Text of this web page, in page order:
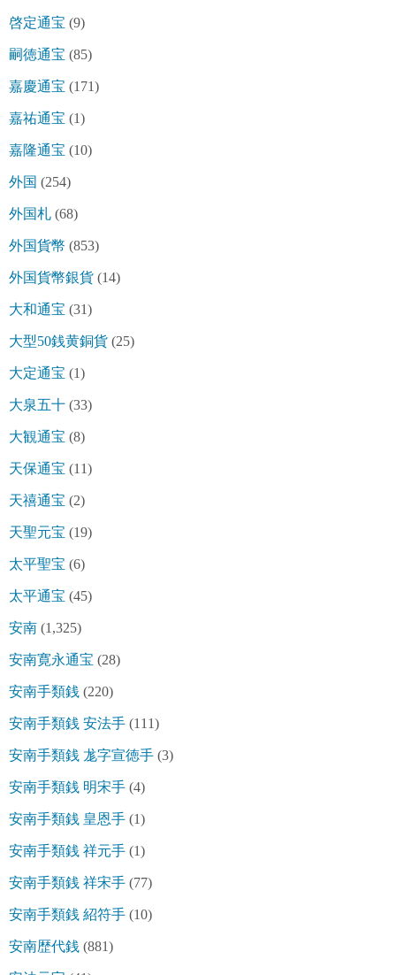
啓定通宝 (9)
嗣徳通宝 (85)
嘉慶通宝 (171)
嘉祐通宝 (1)
嘉隆通宝 (10)
外国 (254)
外国札 (68)
外国貨幣 (853)
外国貨幣銀貨 (14)
大和通宝 (31)
大型50銭黄銅貨 (25)
大定通宝 (1)
大泉五十 (33)
大観通宝 (8)
天保通宝 (11)
天禧通宝 (2)
天聖元宝 (19)
太平聖宝 (6)
太平通宝 (45)
安南 (1,325)
安南寛永通宝 (28)
安南手類銭 (220)
安南手類銭 安法手 (111)
安南手類銭 尨字宣徳手 (3)
安南手類銭 明宋手 (4)
安南手類銭 皇恩手 (1)
安南手類銭 祥元手 (1)
安南手類銭 祥宋手 (77)
安南手類銭 紹符手 (10)
安南歴代銭 (881)